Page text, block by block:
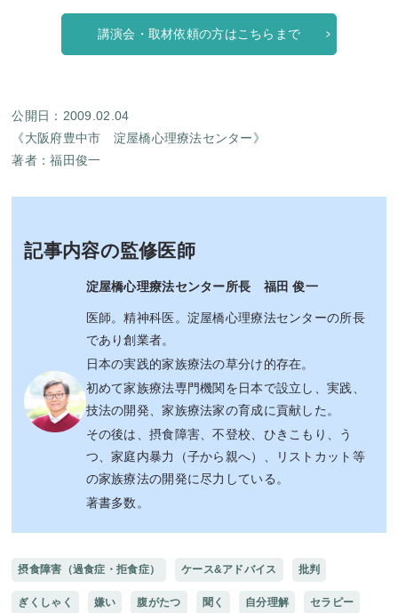
講演会・取材依頼の方はこちらまで
公開日：2009.02.04
《大阪府豊中市 淀屋橋心理療法センター》
著者：福田俊一
記事内容の監修医師
淀屋橋心理療法センター所長 福田 俊一
医師。精神科医。淀屋橋心理療法センターの所長
であり創業者。
日本の実践的家族療法の草分け的存在。
初めて家族療法専門機関を日本で設立し、実践、
技法の開発、家族療法家の育成に貢献した。
その後は、摂食障害、不登校、ひきこもり、う
つ、家庭内暴力（子から親へ）、リストカット等
の家族療法の開発に尽力している。
著書多数。
摂食障害（過食症・拒食症） ケース&アドバイス 批判
ぎくしゃく 嫌い 腹がたつ 聞く 自分理解 セラピー